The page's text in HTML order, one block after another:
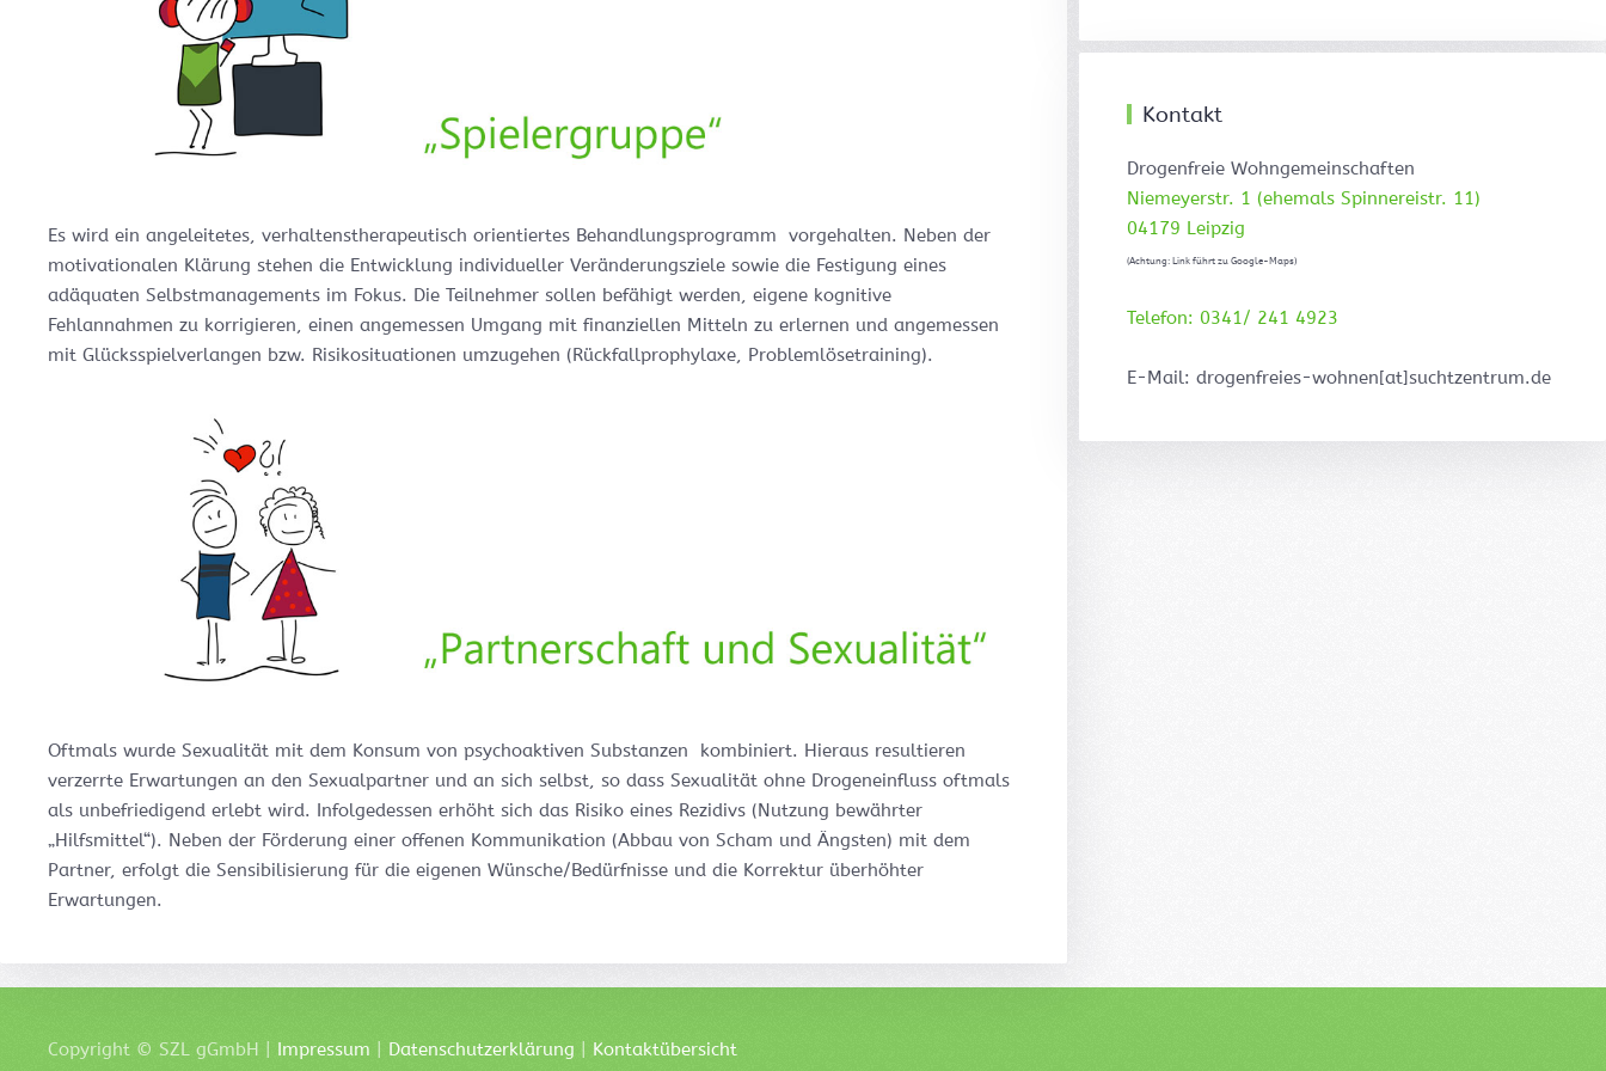
Es wird ein angeleitetes, verhaltenstherapeutisch orientiertes Behandlungsprogramm vorgehalten. Neben der
motivationalen Klärung stehen die Entwicklung individueller Veränderungsziele sowie die Festigung eines
adäquaten Selbstmanagements im Fokus. Die Teilnehmer sollen befähigt werden, eigene kognitive
Fehlannahmen zu korrigieren, einen angemessen Umgang mit finanziellen Mitteln zu erlernen und angemessen
mit Glücksspielverlangen bzw. Risikosituationen umzugehen (Rückfallprophylaxe, Problemlösetraining).
Oftmals wurde Sexualität mit dem Konsum von psychoaktiven Substanzen kombiniert. Hieraus resultieren
verzerrte Erwartungen an den Sexualpartner und an sich selbst, so dass Sexualität ohne Drogeneinfluss oftmals
als unbefriedigend erlebt wird. Infolgedessen erhöht sich das Risiko eines Rezidivs (Nutzung bewährter
„Hilfsmittel“). Neben der Förderung einer offenen Kommunikation (Abbau von Scham und Ängsten) mit dem
Partner, erfolgt die Sensibilisierung für die eigenen Wünsche/Bedürfnisse und die Korrektur überhöhter
Erwartungen.
Kontakt
Drogenfreie Wohngemeinschaften
Niemeyerstr. 1 (ehemals Spinnereistr. 11)
04179 Leipzig
(Achtung: Link führt zu Google-Maps)
Telefon: 0341/ 241 4923
E-Mail: drogenfreies-wohnen[at]suchtzentrum.de
Copyright © SZL gGmbH | Impressum Datenschutzerklärung Kontaktübersicht